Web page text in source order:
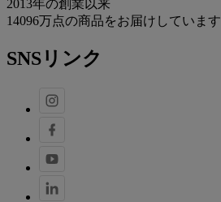
2013年の創業以来
14096万点の商品をお届けしています
SNSリンク